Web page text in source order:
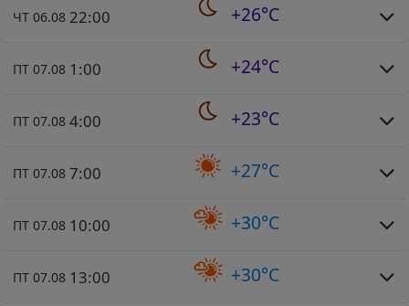
ЧТ 06.08 22:00 +26°C
ПТ 07.08 1:00 +24°C
ПТ 07.08 4:00 +23°C
ПТ 07.08 7:00 +27°C
ПТ 07.08 10:00 +30°C
ПТ 07.08 13:00 +30°C